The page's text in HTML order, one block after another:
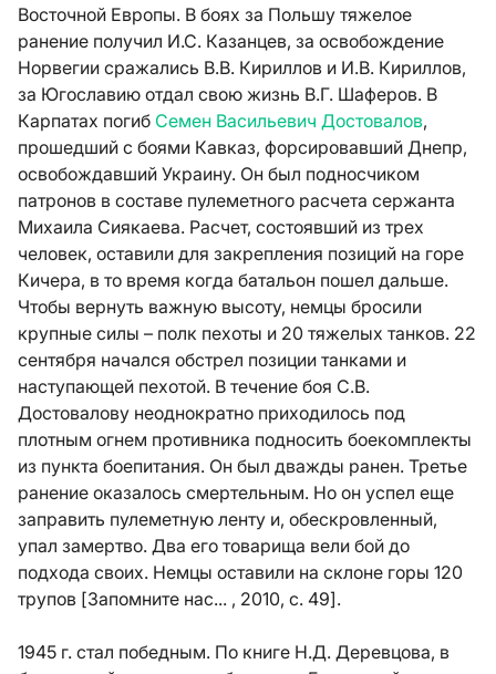
Восточной Европы. В боях за Польшу тяжелое
ранение получил И.С. Казанцев, за освобождение
Норвегии сражались В.В. Кириллов и И.В. Кириллов,
за Югославию отдал свою жизнь В.Г. Шаферов. В
Карпатах погиб Семен Васильевич Достовалов,
прошедший с боями Кавказ, форсировавший Днепр,
освобождавший Украину. Он был подносчиком
патронов в составе пулеметного расчета сержанта
Михаила Сиякаева. Расчет, состоявший из трех
человек, оставили для закрепления позиций на горе
Кичера, в то время когда батальон пошел дальше.
Чтобы вернуть важную высоту, немцы бросили
крупные силы – полк пехоты и 20 тяжелых танков. 22
сентября начался обстрел позиции танками и
наступающей пехотой. В течение боя С.В.
Достовалову неоднократно приходилось под
плотным огнем противника подносить боекомплекты
из пункта боепитания. Он был дважды ранен. Третье
ранение оказалось смертельным. Но он успел еще
заправить пулеметную ленту и, обескровленный,
упал замертво. Два его товарища вели бой до
подхода своих. Немцы оставили на склоне горы 120
трупов [Запомните нас... , 2010, с. 49].
1945 г. стал победным. По книге Н.Д. Деревцова, в